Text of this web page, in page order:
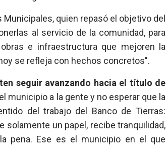
Municipales, quien repasó el objetivo del
al servicio de la comunidad, para
e infraestructura que mejoren la
se refleja con hechos concretos".
seguir avanzando hacia el título de
municipio a la gente y no esperar que la
del trabajo del Banco de Tierras:
solamente un papel, recibe tranquilidad,
pena. Ese es el municipio en el que